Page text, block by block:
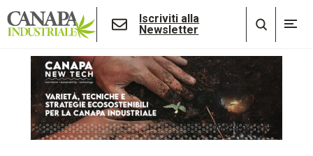
Iscriviti alla
Newsletter